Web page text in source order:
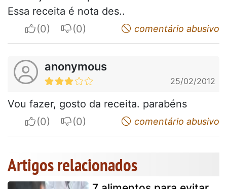
Essa receita é nota des..
I apreciateI do not appreciatecomentário abusivo
anonymous
25/02/2012
Vou fazer, gosto da receita. parabéns
I apreciateI do not appreciatecomentário abusivo
Artigos relacionados